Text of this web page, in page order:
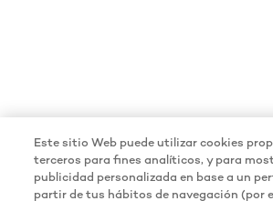
Este sitio Web puede utilizar cookies
terceros para fines analíticos, y para
publicidad personalizada en base a un
partir de tus hábitos de navegación (por